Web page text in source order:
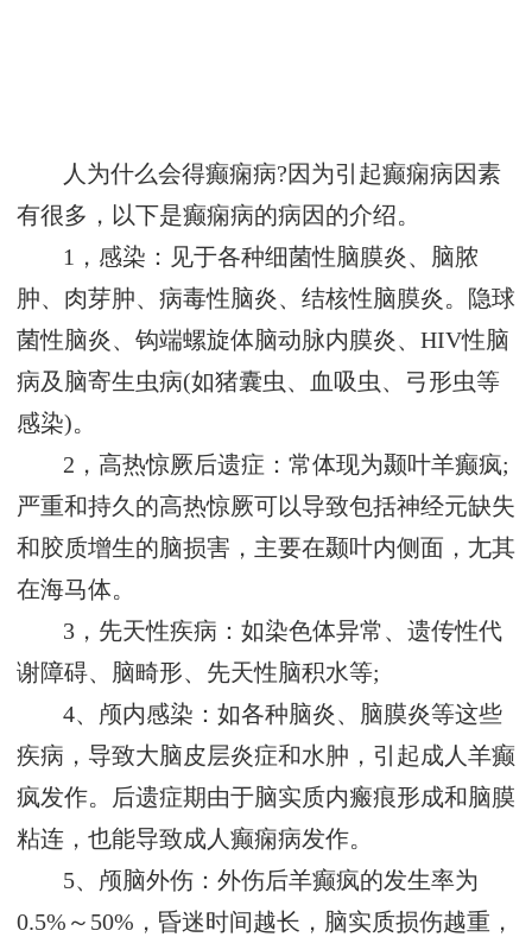
人为什么会得癫痫病?因为引起癫痫病因素
有很多，以下是癫痫病的病因的介绍。
1，感染：见于各种细菌性脑膜炎、脑脓
肿、肉芽肿、病毒性脑炎、结核性脑膜炎。隐球
菌性脑炎、钩端螺旋体脑动脉内膜炎、HIV性脑
病及脑寄生虫病(如猪囊虫、血吸虫、弓形虫等
感染)。
2，高热惊厥后遗症：常体现为颞叶羊癫疯;
严重和持久的高热惊厥可以导致包括神经元缺失
和胶质增生的脑损害，主要在颞叶内侧面，尢其
在海马体。
3，先天性疾病：如染色体异常、遗传性代
谢障碍、脑畸形、先天性脑积水等;
4、颅内感染：如各种脑炎、脑膜炎等这些
疾病，导致大脑皮层炎症和水肿，引起成人羊癫
疯发作。后遗症期由于脑实质内瘢痕形成和脑膜
粘连，也能导致成人癫痫病发作。
5、颅脑外伤：外伤后羊癫疯的发生率为
0.5%～50%，昏迷时间越长，脑实质损伤越重，